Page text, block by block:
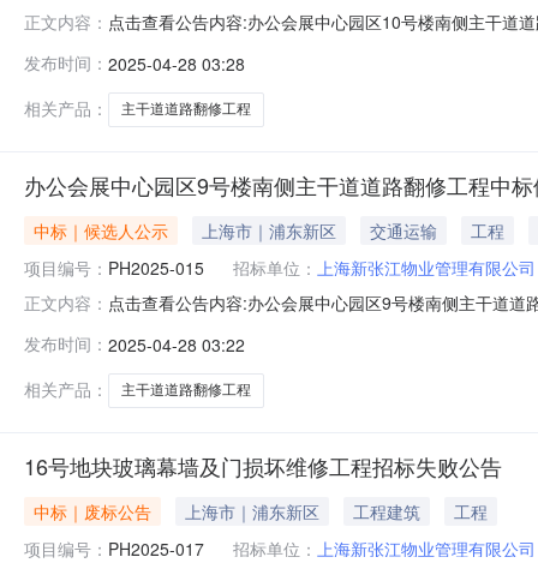
正文内容： 点击查看公告内容:办公会展中心园区10号楼南侧主干道
工程有限公司，投标报价：26.503583万元，质量：一
发布时间： 2025-04-28 03:28
相关产品：
主干道道路翻修工程
办公会展中心园区9号楼南侧主干道道路翻修工程中
中标｜候选人公示 上海市｜浦东新区 交通运输
工程
项目编号： PH2025-015 招标单位： 上海新张江物业管理有限公司
正文内容： 点击查看公告内容:办公会展中心园区9号楼南侧主干道
程有限公司，投标报价：30.214802万元，质量：一次
发布时间： 2025-04-28 03:22
相关产品：
主干道道路翻修工程
16号地块玻璃幕墙及门损坏维修工程招标失败公告
中标｜废标公告 上海市｜浦东新区 工程建筑
工程
项目编号： PH2025-017 招标单位： 上海新张江物业管理有限公司